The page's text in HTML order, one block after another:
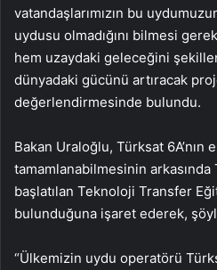
vatandaşlarımızın bu
uydusu olmadığını bilmesi
hem uzaydaki geleceğini
dünyadaki gücünü artıracak
değerlendirmesinde bulundu.
Bakan Uraloğlu, Türksat 6A’nın
tamamlanabilmesinin arkasında
başlatılan Teknoloji Transfer
bulunduğuna işaret ederek,
“Ülkemizin uydu operatörü